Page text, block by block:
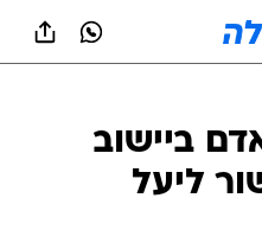
ביישוב
ליעל